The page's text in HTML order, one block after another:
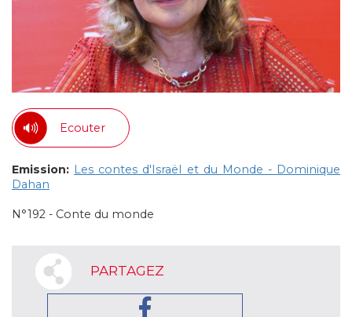
Ecouter
Emission: Les contes d'Israël et du Monde - Dominique
Dahan
N°192 - Conte du monde
PARTAGEZ